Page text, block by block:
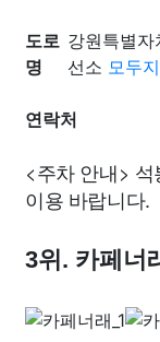
도로
명
강원특별
선소 모두
연락처
<주차 안내>
이용 바랍니다.
3위. 카페너